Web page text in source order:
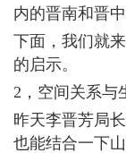
内的晋南和晋
下面，我们就
的启示。
2，空间关系与
昨天李晋芳局
也能结合一下